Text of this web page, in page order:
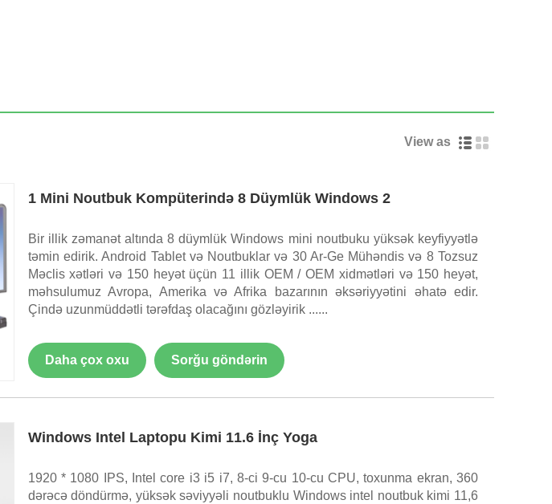
View as
1 Mini Noutbuk Kompüterində 8 Düymlük Windows 2
Bir illik zəmanət altında 8 düymlük Windows mini noutbuku yüksək keyfiyyətlə
təmin edirik. Android Tablet və Noutbuklar və 30 Ar-Ge Mühəndis və 8 Tozsuz
Məclis xətləri və 150 ​​heyət üçün 11 illik OEM / OEM xidmətləri və 150 ​​heyət,
məhsulumuz Avropa, Amerika və Afrika bazarının əksəriyyətini əhatə edir.
Çində uzunmüddətli tərəfdaş olacağını gözləyirik ......
Daha çox oxu Sorğu göndərin
Windows Intel Laptopu Kimi 11.6 İnç Yoga
1920 * 1080 IPS, Intel core i3 i5 i7, 8-ci 9-cu 10-cu CPU, toxunma ekran, 360
dərəcə döndürmə, yüksək səviyyəli noutbuklu Windows intel noutbuk kimi 11,6